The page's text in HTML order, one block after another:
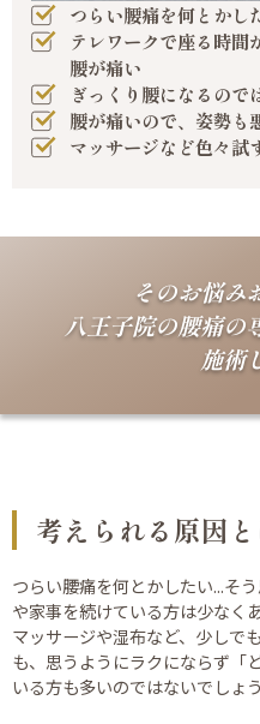
つらい腰痛を何とかし
テレワークで座る時間
腰が痛い
ぎっくり腰になるので
腰が痛いので、姿勢も
マッサージなど色々試
そのお悩み
八王子院の腰痛の
施術
考えられる原因と
つらい腰痛を何とかしたい...そ
や家事を続けている方は少なく
マッサージや湿布など、少しで
も、思うようにラクにならず「
いる方も多いのではないでしょう